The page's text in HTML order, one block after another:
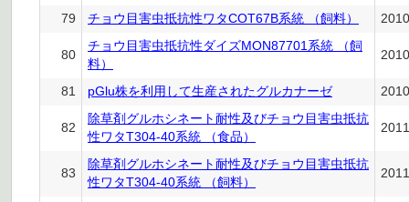
79 チョウ目害虫抵抗性ワタCOT67B系統 （飼料）
80
チョウ目害虫抵抗性ダイズMON87701系統 （飼
料）
81 pGlu株を利用して生産されたグルカナーゼ
82
除草剤グルホシネート耐性及びチョウ目害虫抵抗
性ワタT304-40系統 （食品）
83
除草剤グルホシネート耐性及びチョウ目害虫抵抗
性ワタT304-40系統 （飼料）